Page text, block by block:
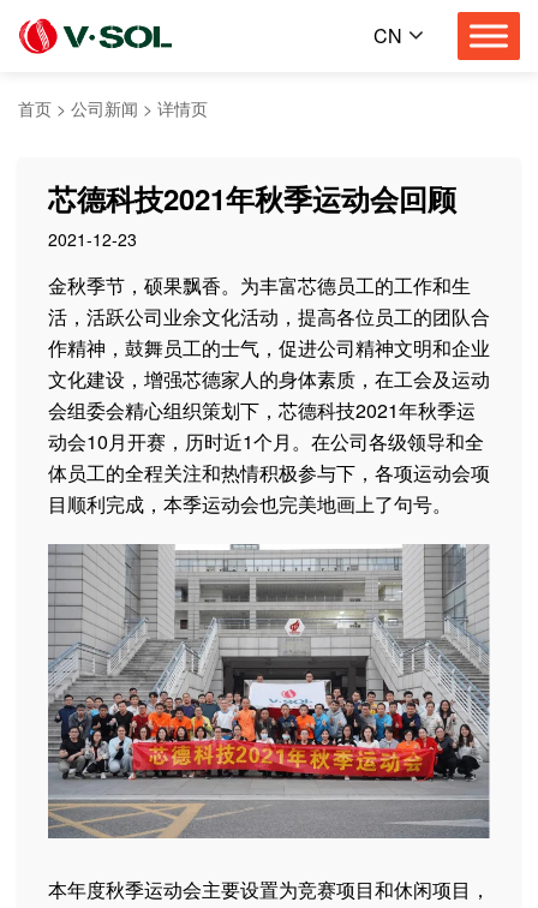
CN
首页 > 公司新闻 > 详情页
芯德科技2021年秋季运动会回顾
2021-12-23
金秋季节，硕果飘香。为丰富芯德员工的工作和生
活，活跃公司业余文化活动，提高各位员工的团队合
作精神，鼓舞员工的士气，促进公司精神文明和企业
文化建设，增强芯德家人的身体素质，在工会及运动
会组委会精心组织策划下，芯德科技2021年秋季运
动会10月开赛，历时近1个月。在公司各级领导和全
体员工的全程关注和热情积极参与下，各项运动会项
目顺利完成，本季运动会也完美地画上了句号。
本年度秋季运动会主要设置为竞赛项目和休闲项目，